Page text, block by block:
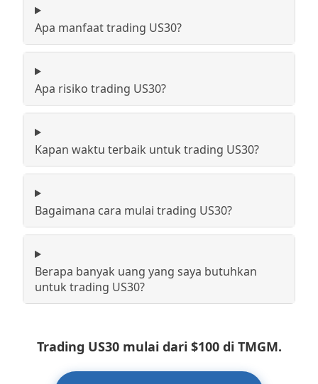
Apa manfaat trading US30?
Apa risiko trading US30?
Kapan waktu terbaik untuk trading US30?
Bagaimana cara mulai trading US30?
Berapa banyak uang yang saya butuhkan
untuk trading US30?
Trading US30 mulai dari $100 di TMGM.